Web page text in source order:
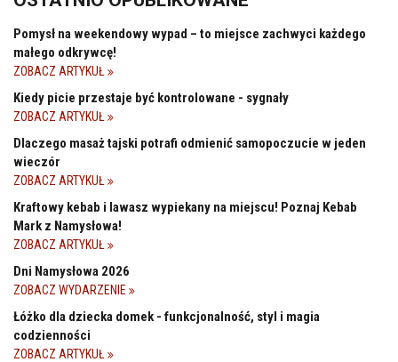
Pomysł na weekendowy wypad – to miejsce zachwyci każdego
małego odkrywcę!
ZOBACZ ARTYKUŁ
Kiedy picie przestaje być kontrolowane - sygnały
ZOBACZ ARTYKUŁ
Dlaczego masaż tajski potrafi odmienić samopoczucie w jeden
wieczór
ZOBACZ ARTYKUŁ
Kraftowy kebab i lawasz wypiekany na miejscu! Poznaj Kebab
Mark z Namysłowa!
ZOBACZ ARTYKUŁ
Dni Namysłowa 2026
ZOBACZ WYDARZENIE
Łóżko dla dziecka domek - funkcjonalność, styl i magia
codzienności
ZOBACZ ARTYKUŁ